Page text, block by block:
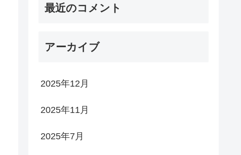
最近のコメント
アーカイブ
2025年12月
2025年11月
2025年7月